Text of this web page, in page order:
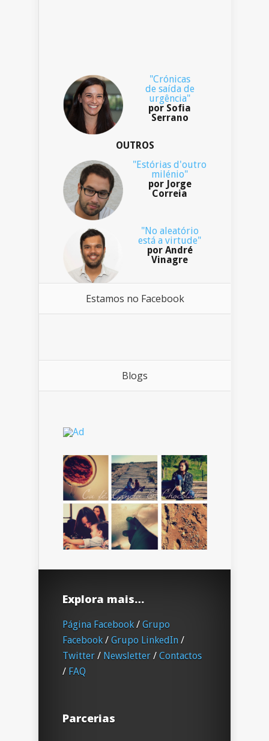
"Crónicas
de saída de
urgência"
por Sofia
Serrano
OUTROS
"Estórias d'outro
milénio"
por Jorge
Correia
"No aleatório
está a virtude"
por André
Vinagre
Estamos no Facebook
Blogs
Explora mais…
Página Facebook / Grupo
Facebook / Grupo LinkedIn /
Twitter / Newsletter / Contactos
/ FAQ
Parcerias